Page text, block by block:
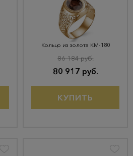
Кольцо из золота КМ-180
80 917 руб.
86 184 руб.
КУПИТЬ